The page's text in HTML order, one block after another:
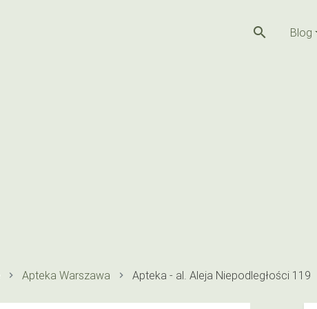
search Blog
Apteka Warszawa Apteka - al. Aleja Niepodległości 119